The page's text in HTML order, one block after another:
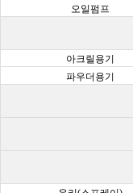
오일펌프
아크릴용기
파우더용기